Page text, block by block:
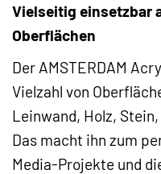
Vielseitig einsetzbar
Oberflächen
Der AMSTERDAM
Vielzahl von
Leinwand, Holz,
Das macht ihn zum
Media-Projekte und